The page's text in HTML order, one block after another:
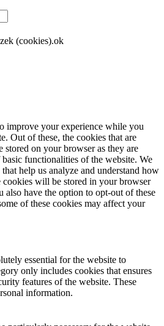
(cookies).ok
improve your experience while you
Out of these, the cookies that are
stored on your browser as they are
functionalities of the website. We
help us analyze and understand how
cookies will be stored in your browser
have the option to opt-out of these
of these cookies may affect your
essential for the website to
only includes cookies that ensures
features of the website. These
information.